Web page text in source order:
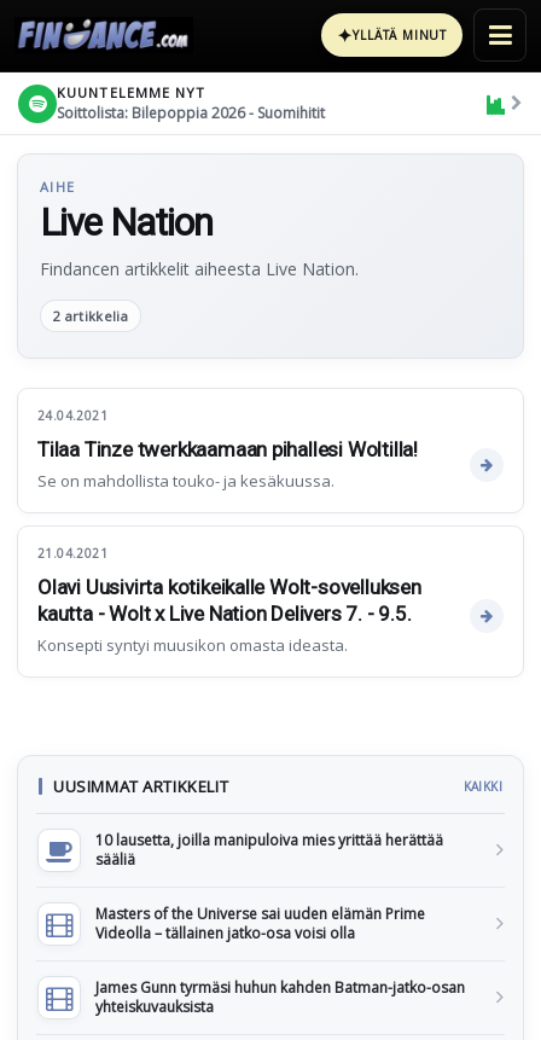
✦YLLÄTÄ MINUT
KUUNTELEMME NYT
Soittolista: Bilepoppia 2026 - Suomihitit
AIHE
Live Nation
Findancen artikkelit aiheesta Live Nation.
2 artikkelia
24.04.2021
Tilaa Tinze twerkkaamaan pihallesi Woltilla!
Se on mahdollista touko- ja kesäkuussa.
21.04.2021
Olavi Uusivirta kotikeikalle Wolt-sovelluksen
kautta - Wolt x Live Nation Delivers 7. - 9.5.
Konsepti syntyi muusikon omasta ideasta.
UUSIMMAT ARTIKKELIT KAIKKI
10 lausetta, joilla manipuloiva mies yrittää herättää
sääliä
Masters of the Universe sai uuden elämän Prime
Videolla – tällainen jatko-osa voisi olla
James Gunn tyrmäsi huhun kahden Batman-jatko-osan
yhteiskuvauksista